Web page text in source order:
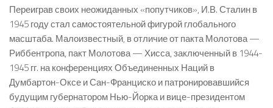
Переиграв своих неожиданных «попутчиков», И.В. Сталин в
1945 году стал самостоятельной фигурой глобального
масштаба. Малоизвестный, в отличие от пакта Молотова —
Риббентропа, пакт Молотова — Хисса, заключенный в 1944-
1945 гг. на конференциях Объединенных Наций в
Думбартон-Оксе и Сан-Франциско и патронировавшийся
будущим губернатором Нью-Йорка и вице-президентом